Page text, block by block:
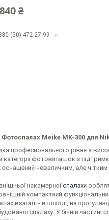
₴
(50) 472-27-99
Фотоспалах Meike MK-300 для
професионального рівня з
категорії фотовипашок з
невеличким, але
накамерноїспалахи
компактний
взагалі - в поході, на
спалаху. У бічній частині